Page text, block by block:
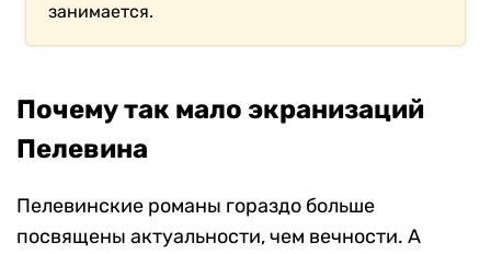
занимается.
Почему так мало экранизаций
Пелевина
Пелевинские романы гораздо больше
посвящены актуальности, чем вечности. А